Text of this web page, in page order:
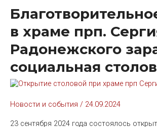
в храме прп.
Радонежского
социальная
Новости и события / 24.09.2024
23 сентября 2024 года состоялось